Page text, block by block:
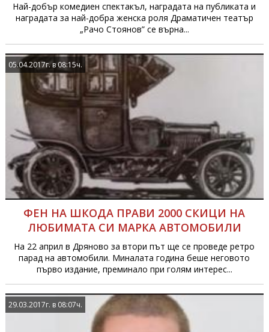
Най-добър комедиен спектакъл, наградата на публиката и
наградата за най-добра женска роля Драматичен театър
„Рачо Стоянов” се върна...
05.04.2017г. в 08:15ч.
ФЕН НА ШКОДА ПРАВИ 2000 СКИЦИ НА
ЛЮБИМАТА СИ МАРКА АВТОМОБИЛИ
На 22 април в Дряново за втори път ще се проведе ретро
парад на автомобили. Миналата година беше неговото
първо издание, преминало при голям интерес...
29.03.2017г. в 08:07ч.